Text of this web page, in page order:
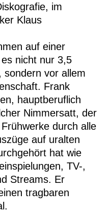
im
Klaus
auf einer
nicht nur 3,5
sondern vor allem
Frank
hauptberuflich
Nimmersatt, der
durch alle
auf uralten
hat wie
TV-,
Streams. Er
tragbaren